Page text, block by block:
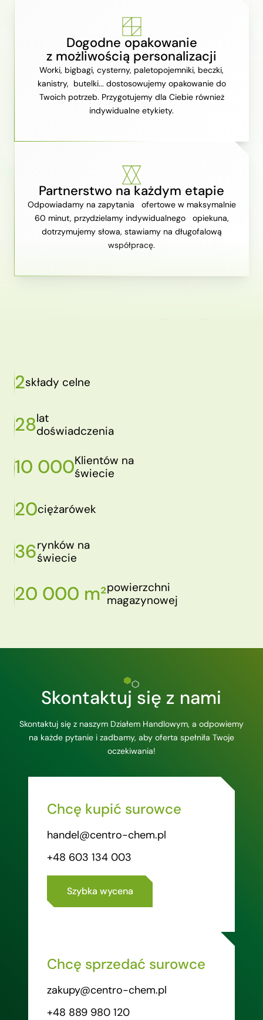
Dogodne opakowanie
z możliwością personalizacji
Worki, bigbagi, cysterny, paletopojemniki, beczki,
kanistry, butelki... dostosowujemy opakowanie do
Twoich potrzeb. Przygotujemy dla Ciebie również
indywidualne etykiety.
Partnerstwo na każdym etapie
Odpowiadamy na zapytania ofertowe w maksymalnie
60 minut, przydzielamy indywidualnego opiekuna,
dotrzymujemy słowa, stawiamy na długofalową
współpracę.
2składy celne
28lat
doświadczenia
10 000Klientów na
świecie
20ciężarówek
36rynków na
świecie
20 000 m²powierzchni
magazynowej
Skontaktuj się z nami
Skontaktuj się z naszym Działem Handlowym, a odpowiemy
na każde pytanie i zadbamy, aby oferta spełniła Twoje
oczekiwania!
Chcę kupić surowce
handel@centro-chem.pl
+48 603 134 003
Szybka wycena
Chcę sprzedać surowce
zakupy@centro-chem.pl
+48 889 980 120